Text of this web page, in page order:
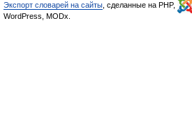
Экспорт словарей на сайты , сделанные на PHP,
WordPress, MODx.